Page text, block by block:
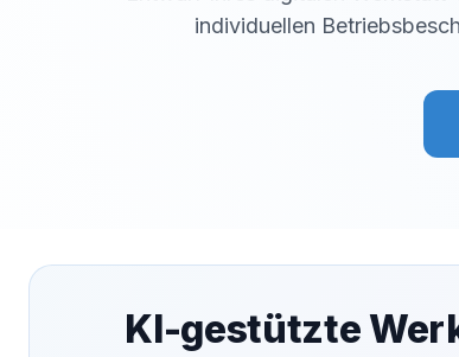
individuellen
KI-gestützte